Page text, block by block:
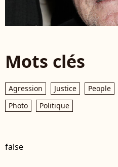
Mots clés
Agression Justice People
Photo
Politique
false